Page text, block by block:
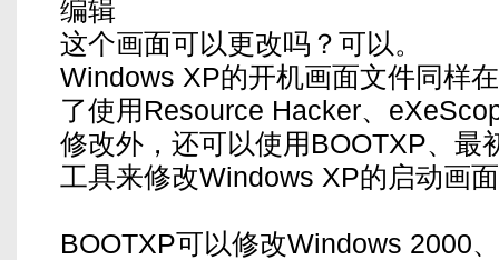
编辑
这个画面可以更改吗？可以。
Windows XP的开机画面文件同样
了使用Resource Hacker、
修改外，还可以使用BOOTXP、最
工具来修改Windows XP的启动画
BOOTXP可以修改Windows 2000